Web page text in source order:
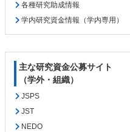
頭
へ
各種研究助成情報
学内研究資金情報（学内専用）
主な研究資金公募サイト
（学外・組織）
JSPS
JST
NEDO